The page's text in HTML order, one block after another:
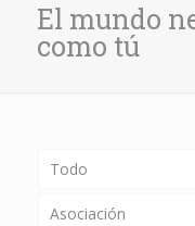
El mundo
como tú
Todo
Asociación